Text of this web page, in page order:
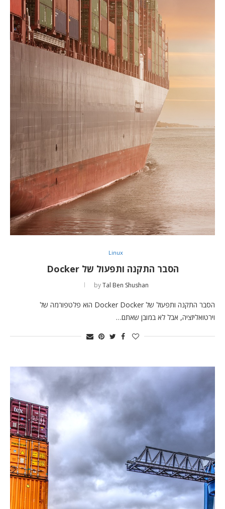
Linux
הסבר התקנה ותפעול של Docker
byTal Ben Shushan
הסבר התקנה ותפעול של Docker Docker הוא פלטפורמה של
וירטואליזציה, אבל לא במובן שאתם…